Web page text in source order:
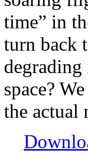
time” in
turn back
degrading
space?
the actual